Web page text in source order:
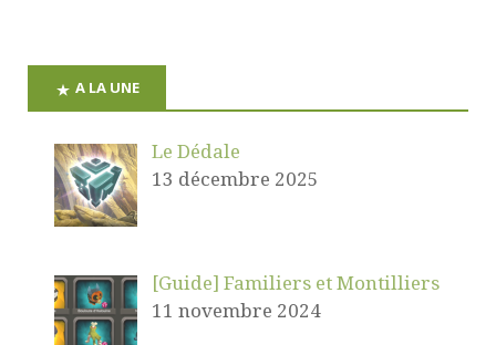
A LA UNE
Le Dédale
13 décembre 2025
[Guide] Familiers et Montilliers
11 novembre 2024